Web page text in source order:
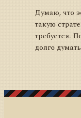
Думаю, что
такую
требуется.
долго